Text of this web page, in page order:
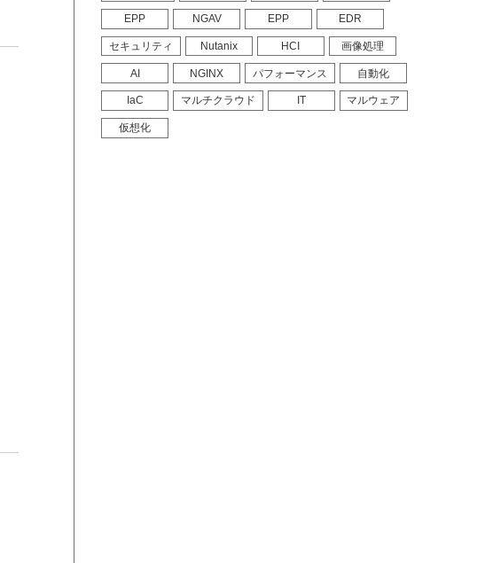
EPP NGAV EPP EDR
セキュリティ Nutanix HCI 画像処理
AI NGINX パフォーマンス 自動化
IaC マルチクラウド IT マルウェア
仮想化